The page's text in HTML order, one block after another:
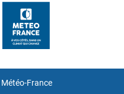
Météo-France